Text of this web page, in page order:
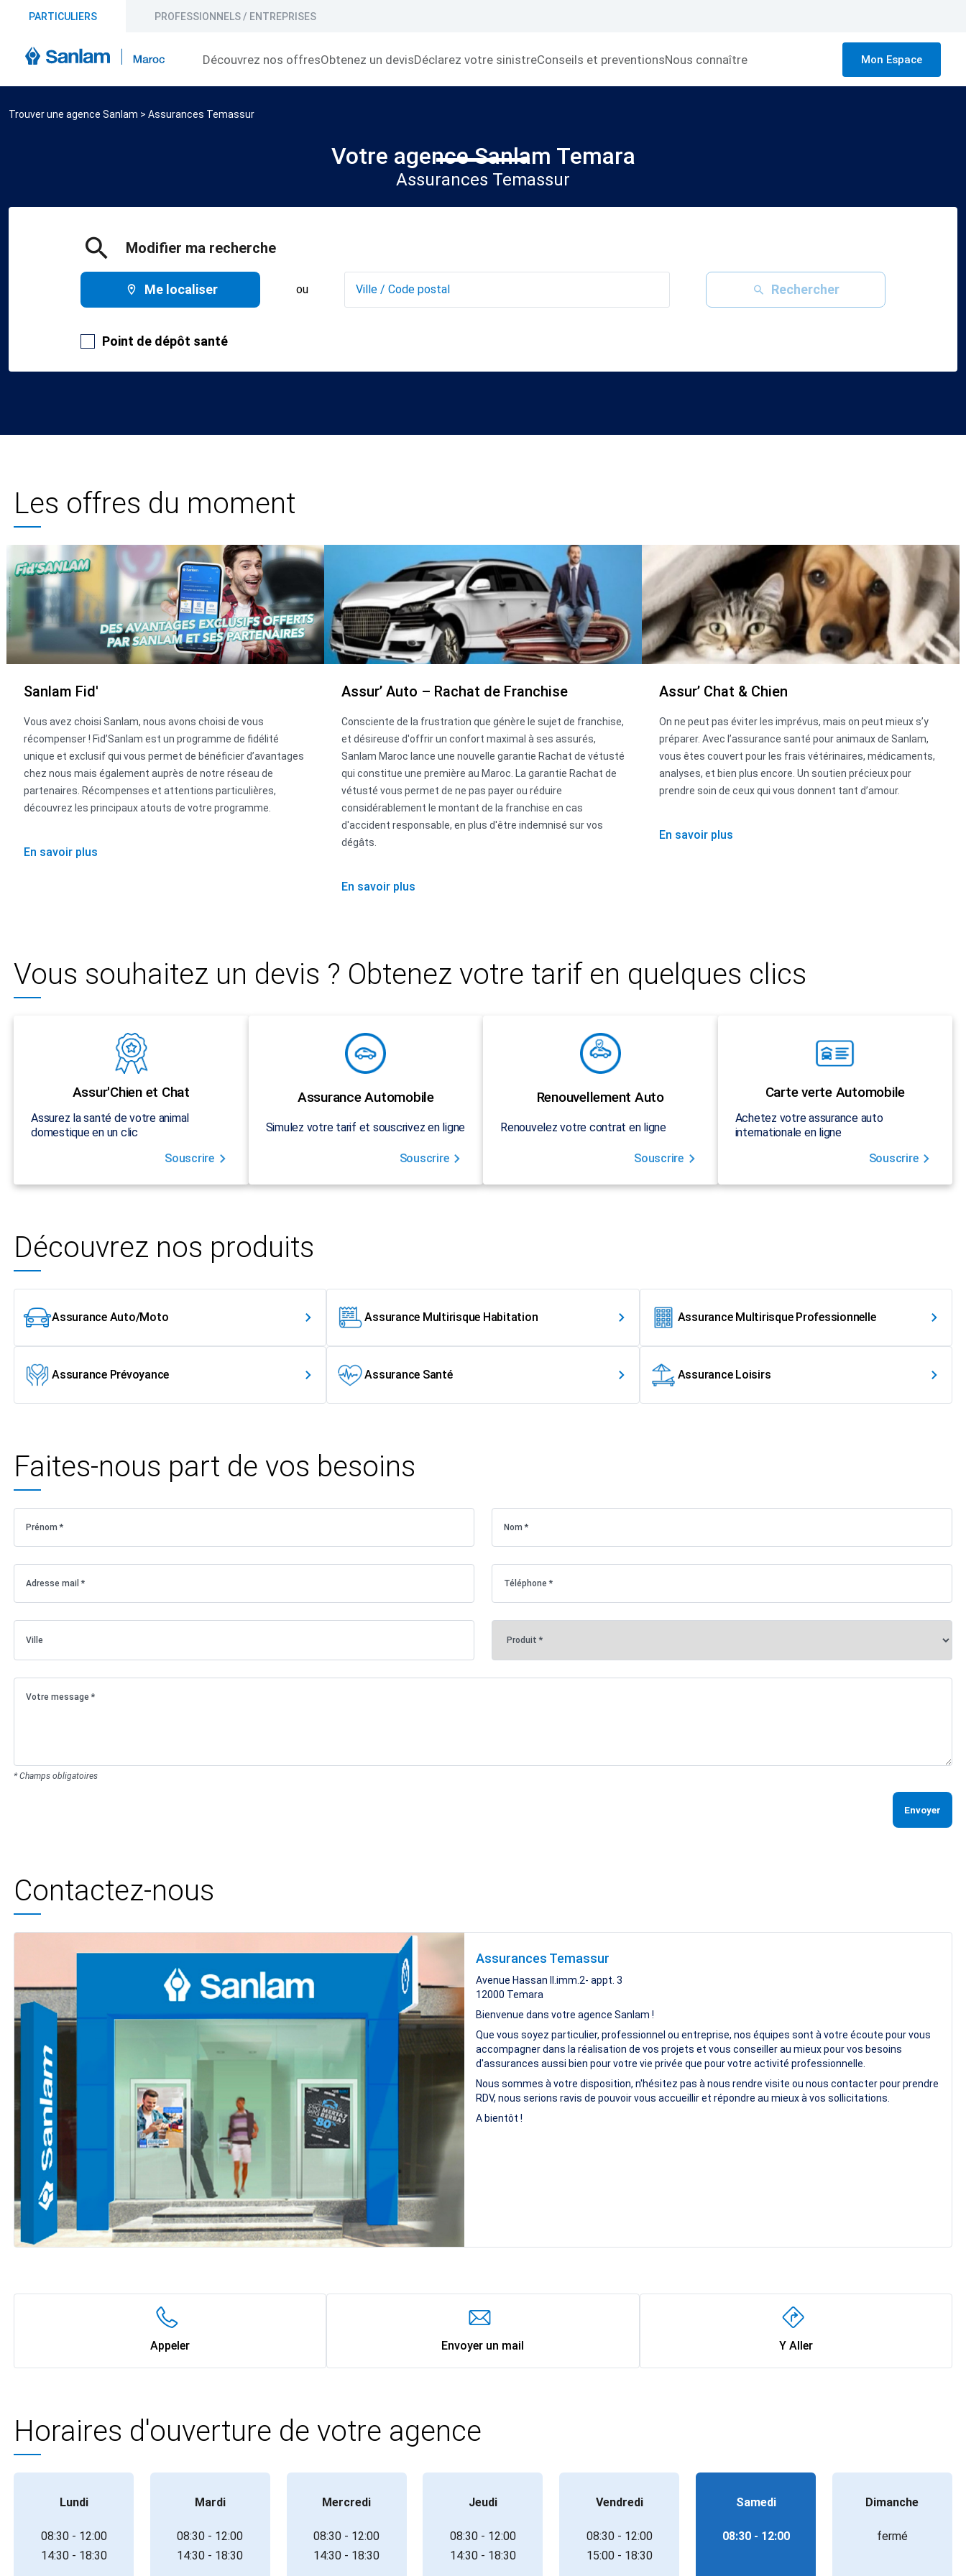
PARTICULIERS PROFESSIONNELS / ENTREPRISES
Découvrez nos offresObtenez un devisDéclarez votre sinistreConseils et preventionsNous connaître Mon Espace
Trouver une agence Sanlam > Assurances Temassur
Votre agence Sanlam Temara
Assurances Temassur
Modifier ma recherche
Me localiser ou Rechercher
Point de dépôt santé
Les offres du moment
Sanlam Fid'
Vous avez choisi Sanlam, nous avons choisi de vous
récompenser ! Fid’Sanlam est un programme de fidélité
unique et exclusif qui vous permet de bénéficier d’avantages
chez nous mais également auprès de notre réseau de
partenaires. Récompenses et attentions particulières,
découvrez les principaux atouts de votre programme.
En savoir plus
Assur’ Auto – Rachat de Franchise
Consciente de la frustration que génère le sujet de franchise,
et désireuse d'offrir un confort maximal à ses assurés,
Sanlam Maroc lance une nouvelle garantie Rachat de vétusté
qui constitue une première au Maroc. La garantie Rachat de
vétusté vous permet de ne pas payer ou réduire
considérablement le montant de la franchise en cas
d'accident responsable, en plus d'être indemnisé sur vos
dégâts.
En savoir plus
Assur’ Chat & Chien
On ne peut pas éviter les imprévus, mais on peut mieux s’y
préparer. Avec l’assurance santé pour animaux de Sanlam,
vous êtes couvert pour les frais vétérinaires, médicaments,
analyses, et bien plus encore. Un soutien précieux pour
prendre soin de ceux qui vous donnent tant d’amour.
En savoir plus
Vous souhaitez un devis ? Obtenez votre tarif en quelques clics
Assur'Chien et Chat
Assurez la santé de votre animal
domestique en un clic
Souscrire
Assurance Automobile
Simulez votre tarif et souscrivez en ligne
Souscrire
Renouvellement Auto
Renouvelez votre contrat en ligne
Souscrire
Carte verte Automobile
Achetez votre assurance auto
internationale en ligne
Souscrire
Découvrez nos produits
Assurance Auto/Moto Assurance Multirisque Habitation Assurance Multirisque Professionnelle
Assurance Prévoyance Assurance Santé Assurance Loisirs
Faites-nous part de vos besoins
* Champs obligatoires
Envoyer
Contactez-nous
Assurances Temassur
Avenue Hassan II.imm.2- appt. 3
12000 Temara
Bienvenue dans votre agence Sanlam !
Que vous soyez particulier, professionnel ou entreprise, nos équipes sont à votre écoute pour vous
accompagner dans la réalisation de vos projets et vous conseiller au mieux pour vos besoins
d'assurances aussi bien pour votre vie privée que pour votre activité professionnelle.
Nous sommes à votre disposition, n'hésitez pas à nous rendre visite ou nous contacter pour prendre
RDV, nous serions ravis de pouvoir vous accueillir et répondre au mieux à vos sollicitations.
A bientôt !
Appeler Envoyer un mail Y Aller
Horaires d'ouverture de votre agence
Lundi
08:30 - 12:00
14:30 - 18:30
Mardi
08:30 - 12:00
14:30 - 18:30
Mercredi
08:30 - 12:00
14:30 - 18:30
Jeudi
08:30 - 12:00
14:30 - 18:30
Vendredi
08:30 - 12:00
15:00 - 18:30
Samedi
08:30 - 12:00
Dimanche
fermé